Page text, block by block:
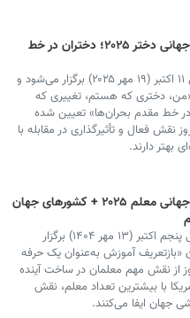
روز جهانی دختر ۲۰۲۵؛ دختران در خط
روز جهانی دختر هر سال ۱۱ اکتبر (۱۹ مهر ۲۰۲۵) برگزار می‌شود و
آن در سال ۲۰۲۵ «من، دختری که هستم، تغییری که
خط مقدم بحران‌ها» تعیین شده
نقش فعال و تأثیرگذاری در مقابله با
بهتر دارند.
روز جهانی معلم ۲۰۲۵ + کشورهای جهان
روز جهانی معلم هر سال پنجم اکتبر (۱۳ مهر ۱۴۰۴) برگزار
و شعار ۲۰۲۵ آن «بازتعریف آموزش به‌عنوان یک حرفه
از نقش مهم معلمان در ساخت آینده
با بیشترین تعداد معلم، نقش
جهان ایفا می‌کنند.